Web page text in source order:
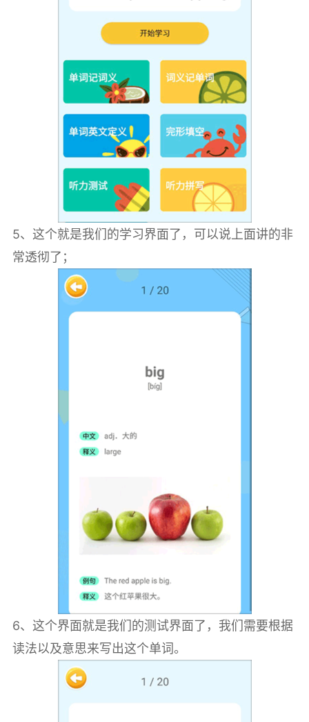
5、这个就是我们的学习界面了，可以说上面讲的非
常透彻了；
6、这个界面就是我们的测试界面了，我们需要根据
读法以及意思来写出这个单词。